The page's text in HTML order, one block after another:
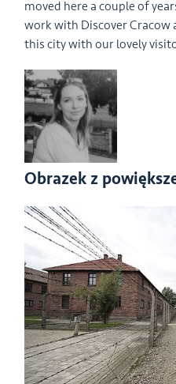
moved here a couple of
work with Discover Cracow
this city with our lovely
Obrazek z